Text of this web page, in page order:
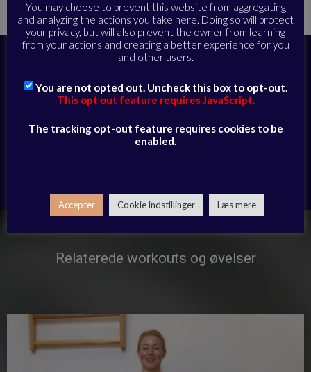
Abonner i dag for at få fuld adgang til
videobiblioteket og modtage daglige e-
mails med eksklusivt udvalgte sessioner
ABONNER HER
Relaterede workouts og øvelser
You may choose to prevent this website from aggregating
and analyzing the actions you take here. Doing so will protect
your privacy, but will also prevent the owner from learning
from your actions and creating a better experience for you
and other users.
You are not opted out. Uncheck this box to opt-out.
This opt out feature requires JavaScript.
The tracking opt-out feature requires cookies to be
enabled.
Accepter Cookie indstillinger Læs mere